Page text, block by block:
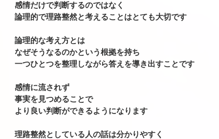
感情だけで判断するのではなく
論理的で理路整然と考えることはとても大切です
論理的な考え方とは
なぜそうなるのかという根拠を持ち
一つひとつを整理しながら答えを導き出すことです
感情に流されず
事実を見つめることで
より良い判断ができるようになります
理路整然としている人の話は分かりやすく